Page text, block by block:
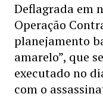
Deflagrada em
Operação
planejamento
amarelo”, que
executado no
com o